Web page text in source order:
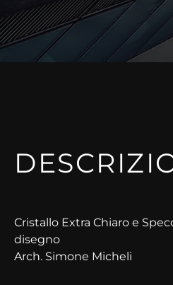
Cristallo Extra Chiaro e
disegno
Arch. Simone Micheli